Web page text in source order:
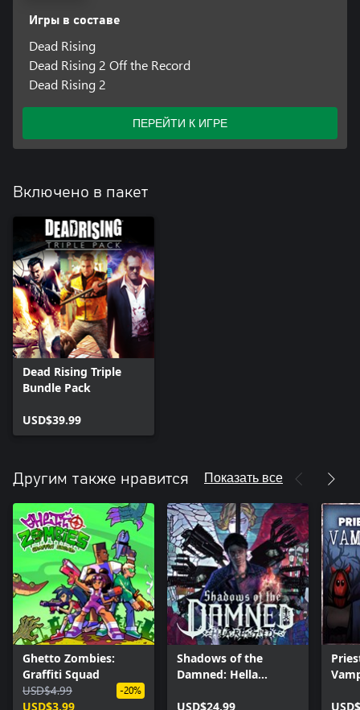
Игры в составе
Dead Rising
Dead Rising 2 Off the Record
Dead Rising 2
ПЕРЕЙТИ К ИГРЕ
Включено в пакет
Dead Rising Triple
Bundle Pack
USD$39.99
Другим также нравится Показать все
Ghetto Zombies:
Graffiti Squad
USD$4.99
USD$3.99
-20%
Shadows of the
Damned: Hella
USD$24.99